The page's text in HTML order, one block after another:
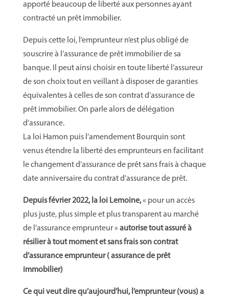
apporté beaucoup de liberté aux personnes ayant
contracté un prêt immobilier.
Depuis cette loi, l’emprunteur n’est plus obligé de
souscrire à l’assurance de prêt immobilier de sa
banque. Il peut ainsi choisir en toute liberté l’assureur
de son choix tout en veillant à disposer de garanties
équivalentes à celles de son contrat d’assurance de
prêt immobilier. On parle alors de délégation
d’assurance.
La loi Hamon puis l’amendement Bourquin sont
venus étendre la liberté des emprunteurs en facilitant
le changement d’assurance de prêt sans frais à chaque
date anniversaire du contrat d’assurance de prêt.
Depuis février 2022, la loi Lemoine,« pour un accès
plus juste, plus simple et plus transparent au marché
de l’assurance emprunteur » autorise tout assuré à
résilier à tout moment et sans frais son contrat
d’assurance emprunteur ( assurance de prêt
immobilier)
Ce qui veut dire qu’aujourd’hui, l’emprunteur (vous) a